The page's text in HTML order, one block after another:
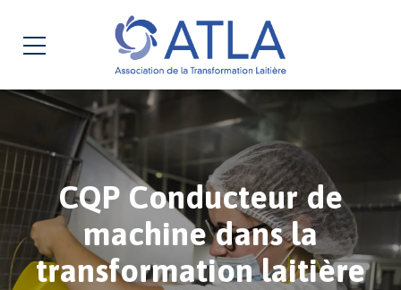
CQP Conducteur de
machine dans la
transformation laitière